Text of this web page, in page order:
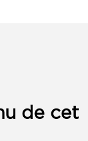
de cet